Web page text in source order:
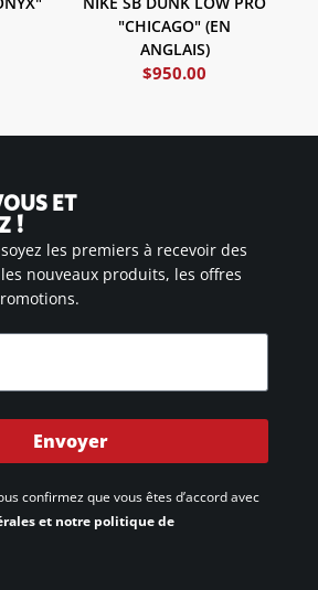
"CHICAGO" (EN
ANGLAIS)
$950.00
ET
!
les premiers à recevoir des
nouveaux produits, les offres
Envoyer
confirmez que vous êtes d’accord avec
et notre politique de